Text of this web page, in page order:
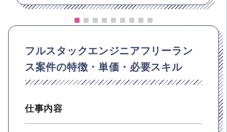
フルスタックエンジニアフリーラン
ス案件の特徴・単価・必要スキル
仕事内容